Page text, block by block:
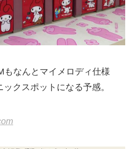
もなんとマイメロディ仕様
クスポットになる予感。